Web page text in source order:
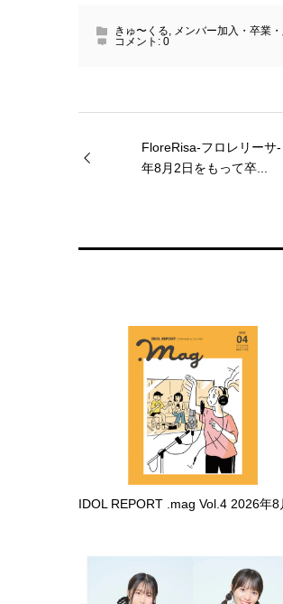
きゅ〜くる, メンバー加入・卒業
コメント: 0
FloreRisa-フロレリーサ
年8月2日をもって卒...
IDOL REPORT .mag Vol.4 2026年8